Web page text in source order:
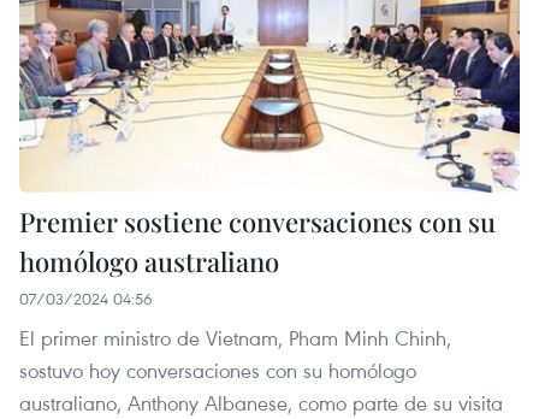
Premier sostiene conversaciones con su
homólogo australiano
07/03/2024 04:56
El primer ministro de Vietnam, Pham Minh Chinh,
sostuvo hoy conversaciones con su homólogo
australiano, Anthony Albanese, como parte de su visita